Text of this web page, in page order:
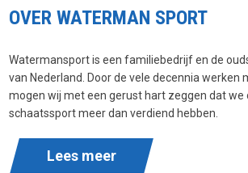
OVER WATERMAN SPORT
Watermansport is een familiebedrijf en de
van Nederland. Door de vele decennia werken
mogen wij met een gerust hart zeggen dat we
schaatssport meer dan verdiend hebben.
Lees meer